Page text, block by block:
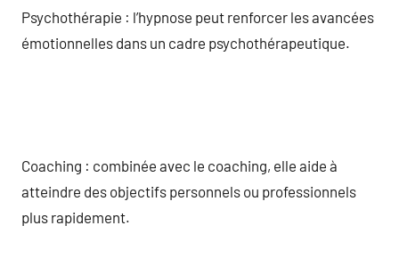
Psychothérapie : l’hypnose peut renforcer les avancées
émotionnelles dans un cadre psychothérapeutique.
Coaching : combinée avec le coaching, elle aide à
atteindre des objectifs personnels ou professionnels
plus rapidement.